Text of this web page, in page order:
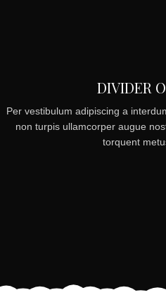
DIVIDER
Per vestibulum adipiscing a
non turpis ullamcorper augue
torquent